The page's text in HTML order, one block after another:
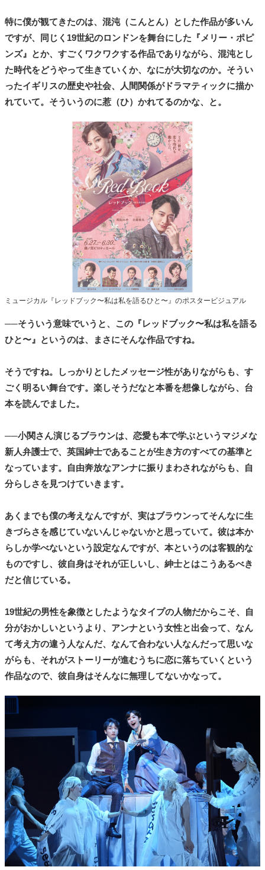
特に僕が観てきたのは、混沌（こんとん）とした作品が多いん
ですが、同じく19世紀のロンドンを舞台にした『メリー・ポピ
ンズ』とか、すごくワクワクする作品でありながら、混沌とし
た時代をどうやって生きていくか、なにが大切なのか。そうい
ったイギリスの歴史や社会、人間関係がドラマティックに描か
れていて。そういうのに惹（ひ）かれてるのかな、と。
ミュージカル『レッドブック〜私は私を語るひと〜』のポスタービジュアル
──そういう意味でいうと、この『レッドブック〜私は私を語る
ひと〜』というのは、まさにそんな作品ですね。
そうですね。しっかりとしたメッセージ性がありながらも、す
ごく明るい舞台です。楽しそうだなと本番を想像しながら、台
本を読んでました。
──小関さん演じるブラウンは、恋愛も本で学ぶというマジメな
新人弁護士で、英国紳士であることが生き方のすべての基準と
なっています。自由奔放なアンナに振りまわされながらも、自
分らしさを見つけていきます。
あくまでも僕の考えなんですが、実はブラウンってそんなに生
きづらさを感じていないんじゃないかと思っていて。彼は本か
らしか学べないという設定なんですが、本というのは客観的な
ものですし、彼自身はそれが正しいし、紳士とはこうあるべき
だと信じている。
19世紀の男性を象徴としたようなタイプの人物だからこそ、自
分がおかしいというより、アンナという女性と出会って、なん
て考え方の違う人なんだ、なんて合わない人なんだって思いな
がらも、それがストーリーが進むうちに恋に落ちていくという
作品なので、彼自身はそんなに無理してないかなって。